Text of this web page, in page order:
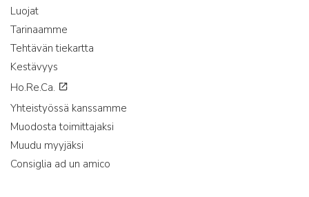
Luojat
Tarinaamme
Tehtävän tiekartta
Kestävyys
Ho.Re.Ca.
Yhteistyössä kanssamme
Muodosta toimittajaksi
Muudu myyjäksi
Consiglia ad un amico